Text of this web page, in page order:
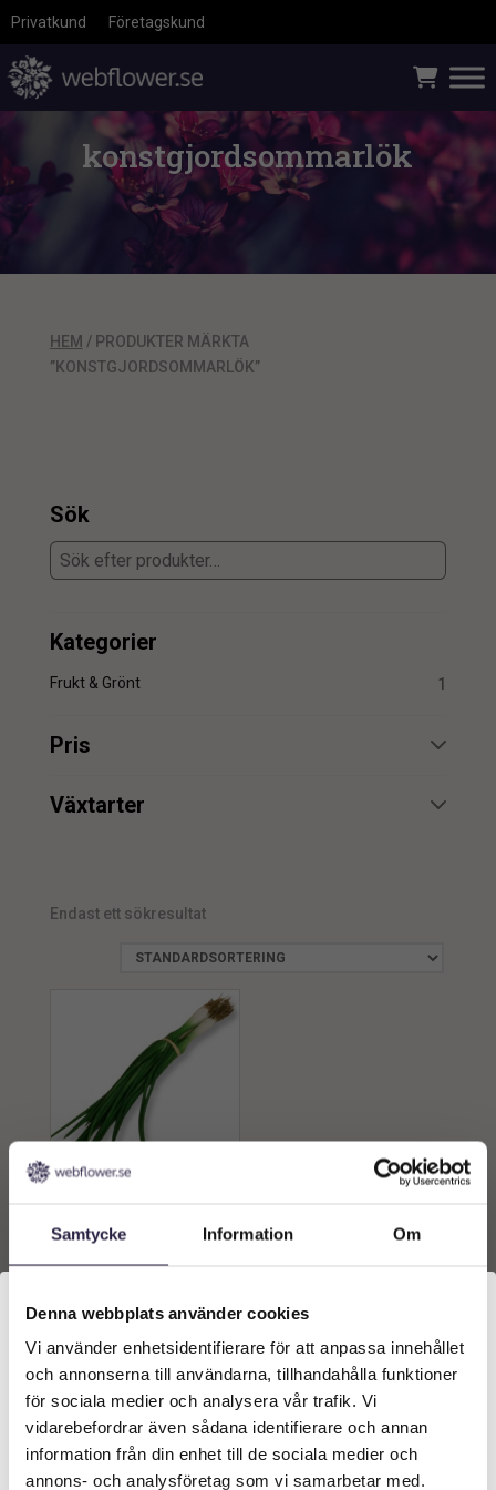
Samtycke Information Om
Denna webbplats använder cookies
Vi använder enhetsidentifierare för att anpassa innehållet
och annonserna till användarna, tillhandahålla funktioner
för sociala medier och analysera vår trafik. Vi
vidarebefordrar även sådana identifierare och annan
information från din enhet till de sociala medier och
annons- och analysföretag som vi samarbetar med.
Privatkund Företagskund
konstgjordsommarlök
HEM / PRODUKTER MÄRKTA
”KONSTGJORDSOMMARLÖK”
Sök
Kategorier
Frukt & Grönt 1
Pris
min.
min.
Växtarter
Endast ett sökresultat
Från:139
Lägg till i
varukorg
Välkommen till Webflower
Vilken typ av kund är du? Du kan alltid justera ditt val
längst upp på sidan.
Företagskund (exkl. moms)